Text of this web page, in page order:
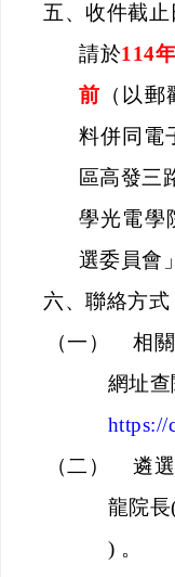
五、收件截止
請於114年
前 （以
料併同電
區高發三
學光電學
選委員會
六、聯絡方式
（一）
相
網址查
https://
（二）
遴
龍院長
) 。